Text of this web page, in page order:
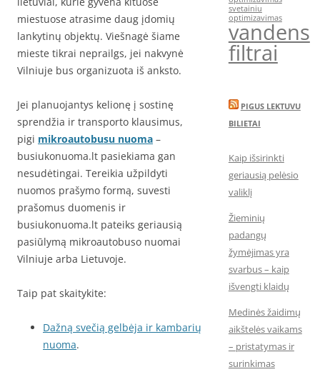
miestuose atrasime daug įdomių
lankytinų objektų. Viešnagė šiame
mieste tikrai neprailgs, jei nakvynė
Vilniuje bus organizuota iš anksto.
Jei planuojantys kelionę į sostinę
sprendžia ir transporto klausimus,
pigi mikroautobusu nuoma –
busiukonuoma.lt pasiekiama gan
nesudėtingai. Tereikia užpildyti
nuomos prašymo formą, suvesti
prašomus duomenis ir
busiukonuoma.lt pateiks geriausią
pasiūlymą mikroautobuso nuomai
Vilniuje arba Lietuvoje.
Taip pat skaitykite:
Dažną svečią gelbėja ir kambarių
nuoma.
svetainiu
optimizavimas
vandens
filtrai
PIGUS LEKTUVU
BILIETAI
Kaip išsirinkti
geriausią pelėsio
valiklį
Žieminių
padangų
žymėjimas yra
svarbus – kaip
išvengti klaidų
Medinės žaidimų
aikštelės vaikams
– pristatymas ir
surinkimas